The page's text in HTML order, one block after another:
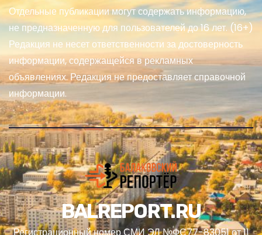
Отдельные публикации могут содержать информацию,
не предназначенную для пользователей до 16 лет. (16+)
Редакция не несет ответственности за достоверность
информации, содержащейся в рекламных
объявлениях. Редакция не предоставляет справочной
информации.
BALREPORT.RU
Регистрационный номер СМИ ЭЛ №ФС77-83051 от 11